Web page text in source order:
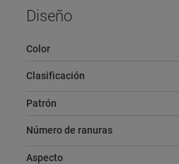
Diseño
Color
Clasificación
Patrón
Número de ranuras
Aspecto